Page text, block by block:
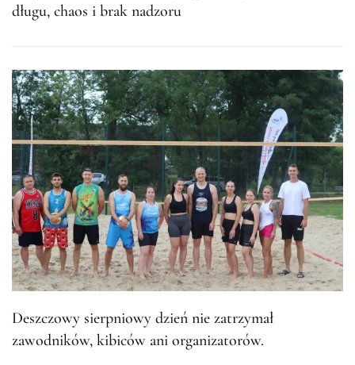
długu, chaos i brak nadzoru
Deszczowy sierpniowy dzień nie zatrzymał
zawodników, kibiców ani organizatorów.